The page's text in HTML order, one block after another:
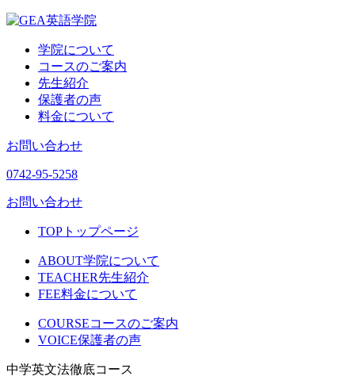
学院について
コースのご案内
先生紹介
保護者の声
料金について
お問い合わせ
0742-95-5258
お問い合わせ
TOP トップページ
ABOUT学院について
TEACHER先生紹介
FEE料金について
COURSEコースのご案内
VOICE保護者の声
中学英文法徹底コース